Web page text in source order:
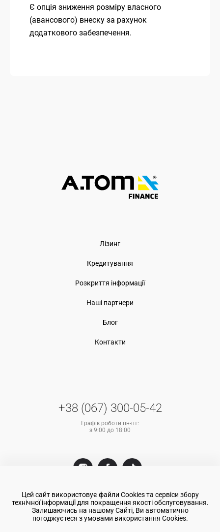
Цей сайт використовує файли Cookies та сервіси збору
технічної інформації для покращення якості обслуговування.
Залишаючись на нашому Сайті, Ви автоматично
погоджуєтеся з умовами використання Cookies.
Є опція зниження розміру власного
(авансового) внеску за рахунок
додаткового забезпечення.
Лізинг
Кредитування
Розкриття інформації
Наші партнери
Блог
Контакти
+38 (067) 300-05-42
Графік роботи пн-пт:
з 9:00 до 18:00